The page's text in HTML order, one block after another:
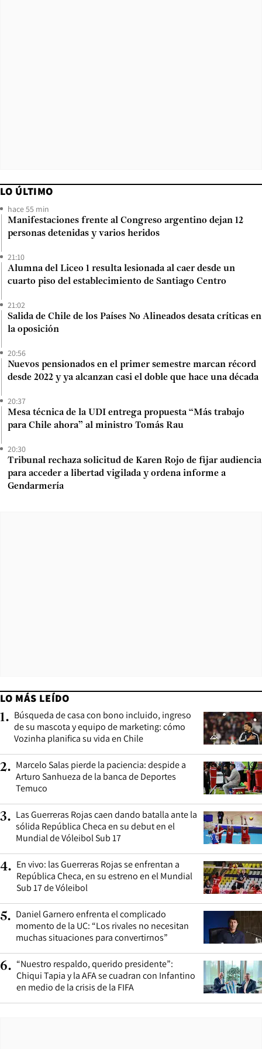
LO ÚLTIMO
hace 55 min
Manifestaciones frente al Congreso argentino dejan 12
personas detenidas y varios heridos
21:10
Alumna del Liceo 1 resulta lesionada al caer desde un
cuarto piso del establecimiento de Santiago Centro
21:02
Salida de Chile de los Países No Alineados desata críticas en
la oposición
20:56
Nuevos pensionados en el primer semestre marcan récord
desde 2022 y ya alcanzan casi el doble que hace una década
20:37
Mesa técnica de la UDI entrega propuesta “Más trabajo
para Chile ahora” al ministro Tomás Rau
20:30
Tribunal rechaza solicitud de Karen Rojo de fijar audiencia
para acceder a libertad vigilada y ordena informe a
Gendarmería
LO MÁS LEÍDO
1. Búsqueda de casa con bono incluido, ingreso
de su mascota y equipo de marketing: cómo
Vozinha planifica su vida en Chile
2. Marcelo Salas pierde la paciencia: despide a
Arturo Sanhueza de la banca de Deportes
Temuco
3. Las Guerreras Rojas caen dando batalla ante la
sólida República Checa en su debut en el
Mundial de Vóleibol Sub 17
4. En vivo: las Guerreras Rojas se enfrentan a
República Checa, en su estreno en el Mundial
Sub 17 de Vóleibol
5. Daniel Garnero enfrenta el complicado
momento de la UC: “Los rivales no necesitan
muchas situaciones para convertirnos”
6. “Nuestro respaldo, querido presidente”:
Chiqui Tapia y la AFA se cuadran con Infantino
en medio de la crisis de la FIFA